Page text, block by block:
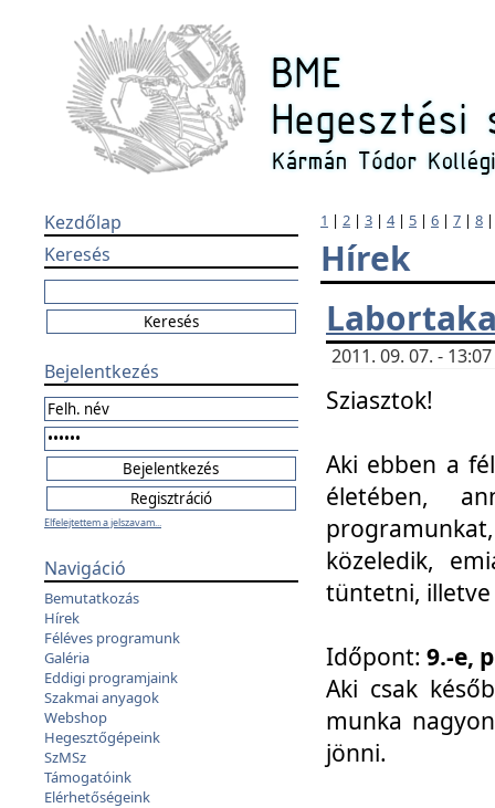
Kezdőlap
Keresés
Bejelentkezés
Elfelejtettem a jelszavam...
Navigáció
Bemutatkozás
Hírek
Féléves programunk
Galéria
Eddigi programjaink
Szakmai anyagok
Webshop
Hegesztőgépeink
SzMSz
Támogatóink
Elérhetőségeink
1 | 2 | 3 | 4| 5 | 6 | 7 | 8
Hírek
2011. 09. 07. -
Sziasztok!
Aki ebben a
életében,
közeledik,
tüntetni, illetve
Időpont: 9.-e,
Aki csak
munka
jönni.